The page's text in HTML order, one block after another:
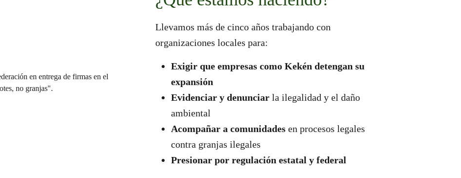
Llevamos más de cinco años trabajando con
organizaciones locales para:
Exigir que empresas como Kekén detengan su
expansión
Evidenciar y denunciar la ilegalidad y el daño
ambiental
Acompañar a comunidades en procesos legales
contra granjas ilegales
Presionar por regulación estatal y federal